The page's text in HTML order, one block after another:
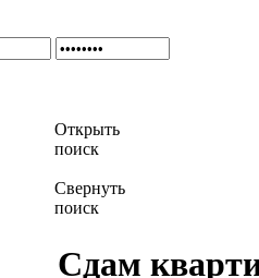
Открыть
поиск
Свернуть
поиск
Сдам